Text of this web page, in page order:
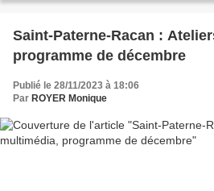
Saint-Paterne-Racan :
programme de décembre
Publié le 28/11/2023 à 18:06
Par ROYER Monique